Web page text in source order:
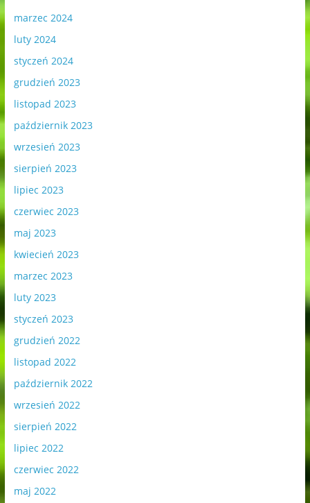
marzec 2024
luty 2024
styczeń 2024
grudzień 2023
listopad 2023
październik 2023
wrzesień 2023
sierpień 2023
lipiec 2023
czerwiec 2023
maj 2023
kwiecień 2023
marzec 2023
luty 2023
styczeń 2023
grudzień 2022
listopad 2022
październik 2022
wrzesień 2022
sierpień 2022
lipiec 2022
czerwiec 2022
maj 2022